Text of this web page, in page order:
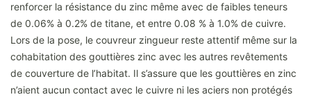
renforcer la résistance du zinc même avec de faibles teneurs
de 0.06% à 0.2% de titane, et entre 0.08 % à 1.0% de cuivre.
Lors de la pose, le couvreur zingueur reste attentif même sur la
cohabitation des gouttières zinc avec les autres revêtements
de couverture de l’habitat. Il s’assure que les gouttières en zinc
n’aient aucun contact avec le cuivre ni les aciers non protégés